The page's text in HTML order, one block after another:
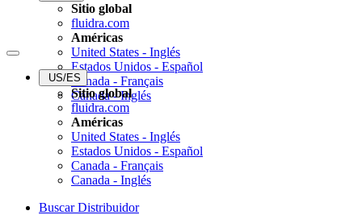
Sitio global
fluidra.com
Américas
United States - Inglés
Estados Unidos - Español
Canada - Français
Canada - Inglés
US/ES
Sitio global
fluidra.com
Américas
United States - Inglés
Estados Unidos - Español
Canada - Français
Canada - Inglés
Buscar Distribuidor